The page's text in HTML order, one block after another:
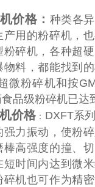
价格： 种类各
产用的粉碎机，
粉碎机，各种超
物料，都能找到
微粉碎机和按
品级粉碎机已达
价格 ： DXFT系
强力振动，使粉
高强度的撞、
短时间内达到微
碎机也可作为精